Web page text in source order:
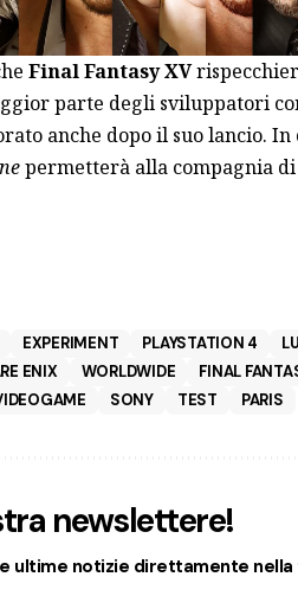
Final Fantasy XV
parte degli sviluppatori
anche dopo il suo lancio. In
permetterà alla compagnia
EXPERIMENT PLAYSTATION 4
ENIX WORLDWIDE
FINAL
SONY TEST PARIS
newslettere!
ultime notizie direttamente nella